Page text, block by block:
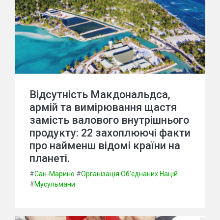
Відсутність Макдональдса,
армій та вимірювання щастя
замість валового внутрішнього
продукту: 22 захоплюючі факти
про найменш відомі країни на
планеті.
#Сан-Марино #Організація Об'єднаних Націй
#Мусульмани